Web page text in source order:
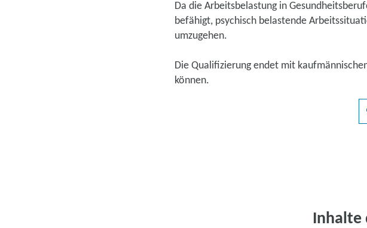
Da die Arbeitsbelastung in
befähigt, psychisch belastende
umzugehen.
Die Qualifizierung endet mit
können.
Inhalte